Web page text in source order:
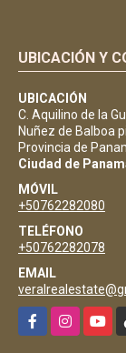
UBICACIÓN Y
UBICACIÓN
C. Aquilino de la
Nuñez de Balboa
Provincia de
Ciudad de
MÓVIL
+50762282080
TELÉFONO
+50762282078
EMAIL
FacebookInstagram